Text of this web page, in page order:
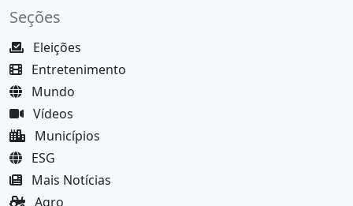
Seções
Eleições
Entretenimento
Mundo
Vídeos
Municípios
ESG
Mais Notícias
Agro